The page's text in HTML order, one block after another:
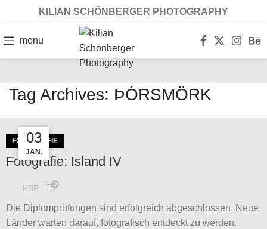
KILIAN SCHÖNBERGER PHOTOGRAPHY
menu
Tag Archives: ÞÓRSMÖRK
20
JULI
FOTOGRAFIE
Fotografie: Island IV
KSP 0
Die Diplomprüfungen sind erfolgreich abgeschlossen. Neue
Länder warten darauf, fotografisch entdeckt zu werden.
03
JAN.